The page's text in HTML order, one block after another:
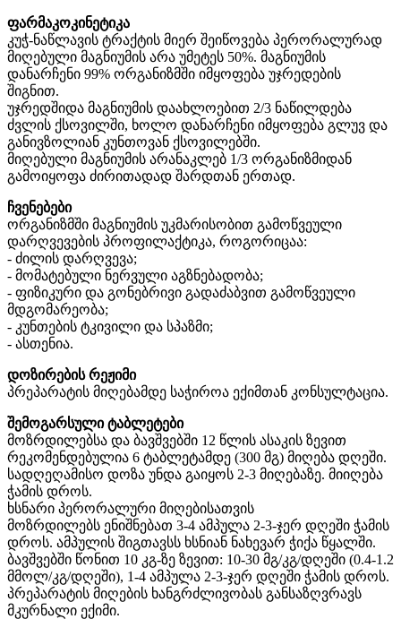
ფარმაკოკინეტიკა
კუჭ-ნაწლავის ტრაქტის მიერ შეიწოვება პერორალურად
მიღებული მაგნიუმის არა უმეტეს 50%. მაგნიუმის
დანარჩენი 99% ორგანიზმში იმყოფება უჯრედების
შიგნით.
უჯრედშიდა მაგნიუმის დაახლოებით 2/3 ნაწილდება
ძვლის ქსოვილში, ხოლო დანარჩენი იმყოფება გლუვ და
განივზოლიან კუნთოვან ქსოვილებში.
მიღებული მაგნიუმის არანაკლებ 1/3 ორგანიზმიდან
გამოიყოფა ძირითადად შარდთან ერთად.
ჩვენებები
ორგანიზმში მაგნიუმის უკმარისობით გამოწვეული
დარღვევების პროფილაქტიკა, როგორიცაა:
- ძილის დარღვევა;
- მომატებული ნერვული აგზნებადობა;
- ფიზიკური და გონებრივი გადაძაბვით გამოწვეული
მდგომარეობა;
- კუნთების ტკივილი და სპაზმი;
- ასთენია.
დოზირების რეჟიმი
პრეპარატის მიღებამდე საჭიროა ექიმთან კონსულტაცია.
შემოგარსული ტაბლეტები
მოზრდილებსა და ბავშვებში 12 წლის ასაკის ზევით
რეკომენდებულია 6 ტაბლეტამდე (300 მგ) მიღება დღეში.
სადღეღამისო დოზა უნდა გაიყოს 2-3 მიღებაზე. მიიღება
ჭამის დროს.
ხსნარი პერორალური მიღებისათვის
მოზრდილებს ენიშნებათ 3-4 ამპულა 2-3-ჯერ დღეში ჭამის
დროს. ამპულის შიგთავსს ხსნიან ნახევარ ჭიქა წყალში.
ბავშვებში წონით 10 კგ-ზე ზევით: 10-30 მგ/კგ/დღეში (0.4-1.2
მმოლ/კგ/დღეში), 1-4 ამპულა 2-3-ჯერ დღეში ჭამის დროს.
პრეპარატის მიღების ხანგრძლივობას განსაზღვრავს
მკურნალი ექიმი.